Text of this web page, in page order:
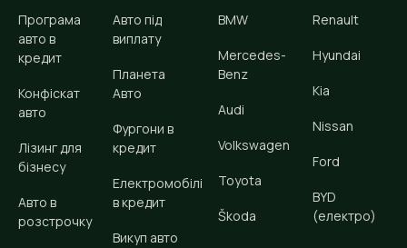
Програма
авто в
кредит
Конфіскат
авто
Лізинг для
бізнесу
Авто в
розстрочку
Авто під
виплату
Планета
Авто
Фургони в
кредит
Електромобілі
в кредит
Викуп авто
BMW
Mercedes-
Benz
Audi
Volkswagen
Toyota
Škoda
Renault
Hyundai
Kia
Nissan
Ford
BYD
(електро)